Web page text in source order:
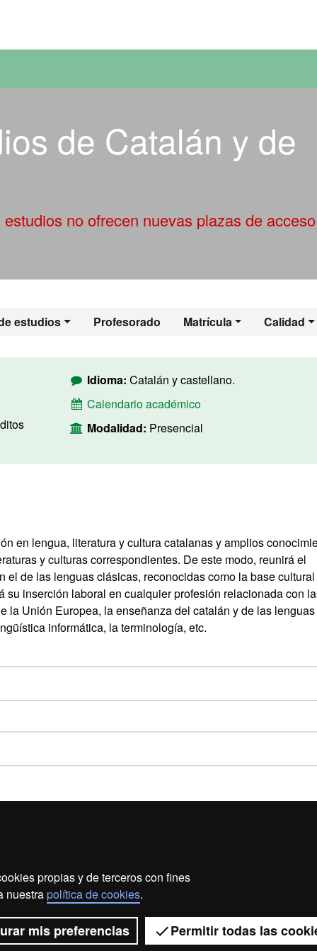
propias y de terceros con fines
nuestrapolítica de cookies.
mis preferencias Permitir todas las
de Catalán y de
estudios no ofrecen nuevas plazas de
estudios Profesorado Matrícula Calidad
Idioma: Catalán y castellano.
Calendario académico
Modalidad: Presencial
en lengua, literatura y cultura catalanas y amplios
y culturas correspondientes. De este modo, reunirá el
el de las lenguas clásicas, reconocidas como la base
inserción laboral en cualquier profesión relacionada con
la Unión Europea, la enseñanza del catalán y de las lenguas
informática, la terminología, etc.
de datos Sobre el web Accesibilidad web
2026 Universitat Autònoma de Barcelona